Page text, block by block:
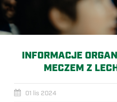
INFORMACJE
MECZEM Z
01 lis 2024